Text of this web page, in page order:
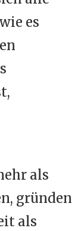
es
als
gründen
als